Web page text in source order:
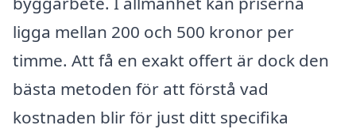
ligga mellan 200 och 500 kronor per
timme. Att få en exakt offert är dock den
bästa metoden för att förstå vad
kostnaden blir för just ditt specifika